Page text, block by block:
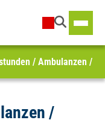
/ Ambulanzen /
/